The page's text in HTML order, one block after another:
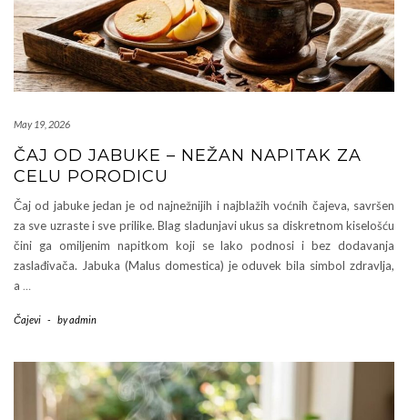
May 19, 2026
ČAJ OD JABUKE – NEŽAN NAPITAK ZA
CELU PORODICU
Čaj od jabuke jedan je od najnežnijih i najblažih voćnih čajeva, savršen
za sve uzraste i sve prilike. Blag sladunjavi ukus sa diskretnom kiselošću
čini ga omiljenim napitkom koji se lako podnosi i bez dodavanja
zaslađivača. Jabuka (Malus domestica) je oduvek bila simbol zdravlja,
a …
Čajevi - byadmin